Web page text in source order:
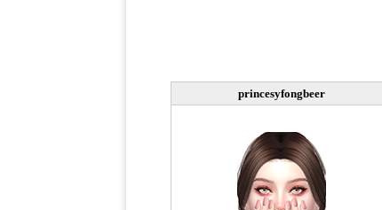
princesyfongbeer